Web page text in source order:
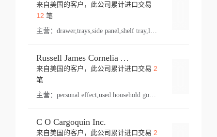
来自美国的客户，此公司累计进口交易
12 笔
主营：
Russell James Cornelia Arlington Va
来自美国的客户，此公司累计进口交易 2
笔
主营： personal effect,used household goods
C O Cargoquin Inc.
来自美国的客户，此公司累计进口交易 2